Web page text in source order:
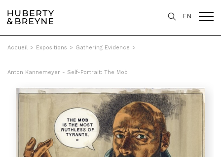
EN
Accueil > Expositions > Gathering Evidence >
Anton Kannemeyer - Self-Portrait: The Mob